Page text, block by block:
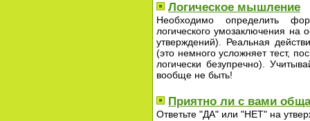
Логическое мышление
Необходимо определить
логического умозаключения на
утверждений). Реальная
(это немного усложняет тест,
логически безупречно).
вообще не быть!
Приятно ли с вами
Ответьте "ДА" или "НЕТ" на